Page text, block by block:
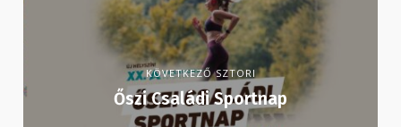
KÖVETKEZŐ SZTORI
Őszi Családi Sportnap